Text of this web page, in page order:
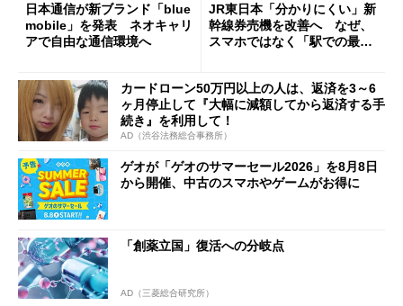
日本通信が新ブランド「blue
mobile」を発表 ネオキャリ
アで自由な通信環境へ
JR東日本「分かりにくい」新
幹線券売機を改善へ なぜ、
スマホではなく「駅での最短
カードローン50万円以上の人は、返済を3～6
ヶ月停止して『大幅に減額してから返済する手
続き』を利用して！
AD（渋谷法務総合事務所）
ゲオが「ゲオのサマーセール2026」を8月8日
から開催、中古のスマホやゲームがお得に
「創薬立国」復活への分岐点
AD（三菱総合研究所）